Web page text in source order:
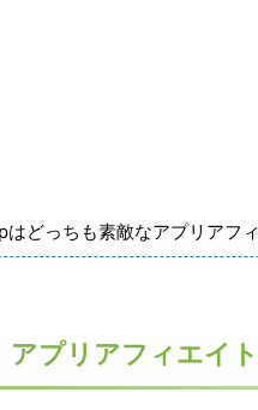
どっちも素敵なアプリアフ
プリアフィエイ